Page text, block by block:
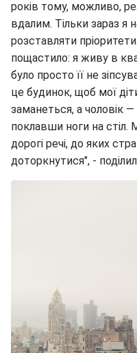
років тому, можливо,
вдалим. Тільки зараз я
розставляти
пощастило: я живу в
було просто її не
це будинок, щоб мої
заманеться, а чоловік
поклавши ноги на стіл.
дорогі речі, до яких
доторкнутися", -